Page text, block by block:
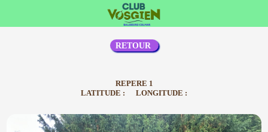
RETOUR
REPERE 1
LATITUDE : LONGITUDE :